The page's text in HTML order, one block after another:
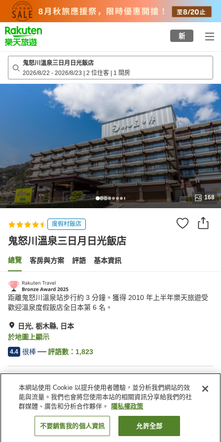
top
page
新
鬼怒川溫泉三日月日光飯店
2026/8/22 - 2026/8/23 | 2 位住客 | 1 間房
168
度假村飯店
鬼怒川溫泉三日月日光飯店
總覽 客房與方案 評語 基本資訊
距離鬼怒川溫泉站步行約 3 分鐘。獲得 2010 年上半年樂天旅遊受
歡迎溫泉度假飯店全日本第 6 名。
日光, 栃木縣, 日本
於地圖上顯示
4.4 很棒 評語數： 1,823
停車場
按摩浴缸
三溫暖
Spa／美容沙龍
日本 栃木縣 日光 鬼怒川溫泉三日月日光飯店
找客房
本網站使用 Cookie 以提升使用者體驗，並分析我們網站的效
能與流量。我們也會將您使用本站的相關資訊分享給我們的社
群媒體、廣告和分析合作夥伴。
隱私權政策
不要銷售我的個人資訊 允許全部